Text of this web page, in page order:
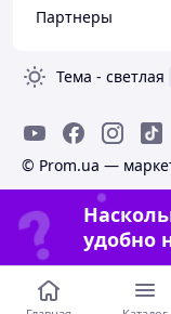
Партнеры
Тема - светлая
© Prom.ua —
удобно